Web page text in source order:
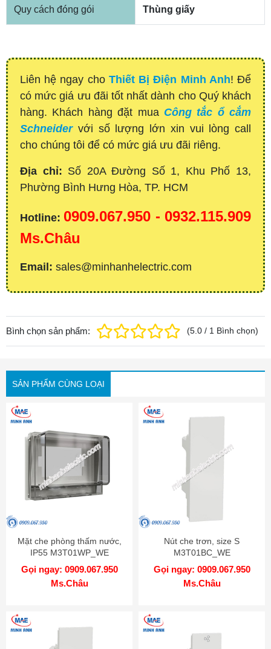
Quy cách đóng gói Thùng giấy
Liên hệ ngay cho Thiết Bị Điện Minh Anh! Để
có mức giá ưu đãi tốt nhất dành cho Quý khách
hàng. Khách hàng đặt mua Công tắc ổ cắm
Schneider với số lượng lớn xin vui lòng call
cho chúng tôi để có mức giá ưu đãi riêng.
Địa chỉ: Số 20A Đường Số 1, Khu Phố 13,
Phường Bình Hưng Hòa, TP. HCM
Hotline: 0909.067.950 - 0932.115.909
Ms.Châu
Email: sales@minhanhelectric.com
Bình chọn sản phẩm: (5.0 / 1 Bình chọn)
SẢN PHẨM CÙNG LOẠI
Mặt che phòng thấm nước,
IP55 M3T01WP_WE
Gọi ngay: 0909.067.950
Ms.Châu
Nút che trơn, size S
M3T01BC_WE
Gọi ngay: 0909.067.950
Ms.Châu